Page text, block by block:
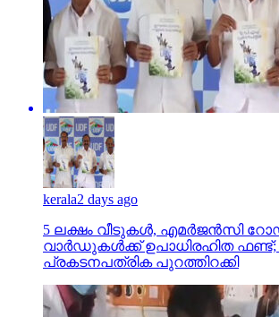
kerala2 days ago
5 ലക്ഷം വീടുകള്‍, എമര്‍ജന്‍സി റോഡ്
വാര്‍ഡുകള്‍ക്ക് ഉപാധിരഹിത
പ്രകടനപത്രിക പുറത്തിറക്കി